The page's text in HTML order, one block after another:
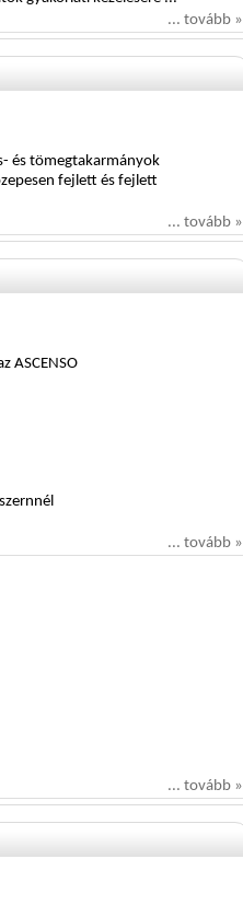
... tovább »
és tömegtakarmányok
fejlett és fejlett
... tovább »
ASCENSO
... tovább »
... tovább »